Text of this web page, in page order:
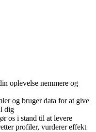
oplevelse nemmere og
og bruger data for at give
dig
os i stand til at levere
profiler, vurderer effekt